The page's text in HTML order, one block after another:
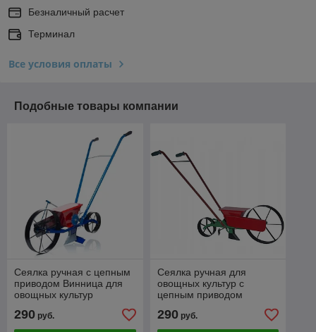
Безналичный расчет
Терминал
Все условия оплаты
Подобные товары компании
Сеялка ручная с цепным
приводом Винница для
овощных культур
290 руб.
Сеялка ручная для
овощных культур с
цепным приводом
290руб.